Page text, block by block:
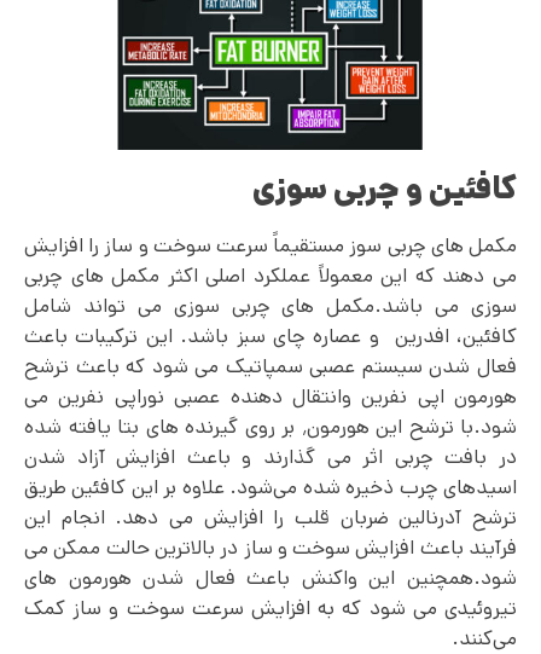
کافئین و چربی سوزی
مکمل های چربی سوز مستقیماً سرعت سوخت و ساز را افزایش
می دهند که این معمولاً عملکرد اصلی اکثر مکمل های چربی
سوزی می باشد.مکمل های چربی سوزی می تواند شامل
کافئین، افدرین و عصاره چای سبز باشد. این ترکیبات باعث
فعال شدن سیستم عصبی سمپاتیک می شود که باعث ترشح
هورمون اپی نفرین وانتقال دهنده عصبی نوراپی نفرین می
شود.با ترشح این هورمون٬ بر روی گیرنده های بتا یافته شده
در بافت چربی اثر می گذارند و باعث افزایش آزاد شدن
اسیدهای چرب ذخیره‌ شده می‌شود. علاوه بر این کافئین طریق
ترشح آدرنالین ضربان قلب را افزایش می دهد. انجام این
فرآیند باعث افزایش سوخت و ساز در بالاترین حالت ممکن می
شود.همچنین این واکنش باعث فعال شدن هورمون های
تیروئیدی می شود که به افزایش سرعت سوخت و ساز کمک
می‌کنند.